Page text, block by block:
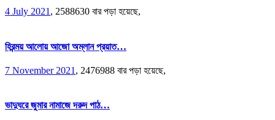
4 July 2021, 2588630 বার পড়া হয়েছে,
হিরন্ময় আলোয় আজো অম্লান প্রয়াত…
7 November 2021 , 2476988 বার পড়া হয়েছে,
ভাদুঘরে জুমার নামাজে দরুদ পাঠ…